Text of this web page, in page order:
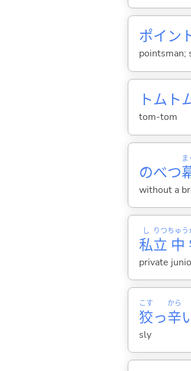
ポイン
pointsman;
トムト
tom-tom
のべつ
ま
without a
私
し
立
りつ
中
ちゅう
private
狡
こす
っ辛
から
sly